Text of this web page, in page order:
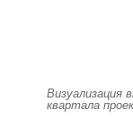
Визуализация
квартала